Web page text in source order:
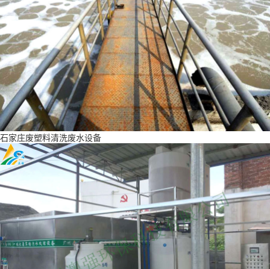
石家庄废塑料清洗废水设备